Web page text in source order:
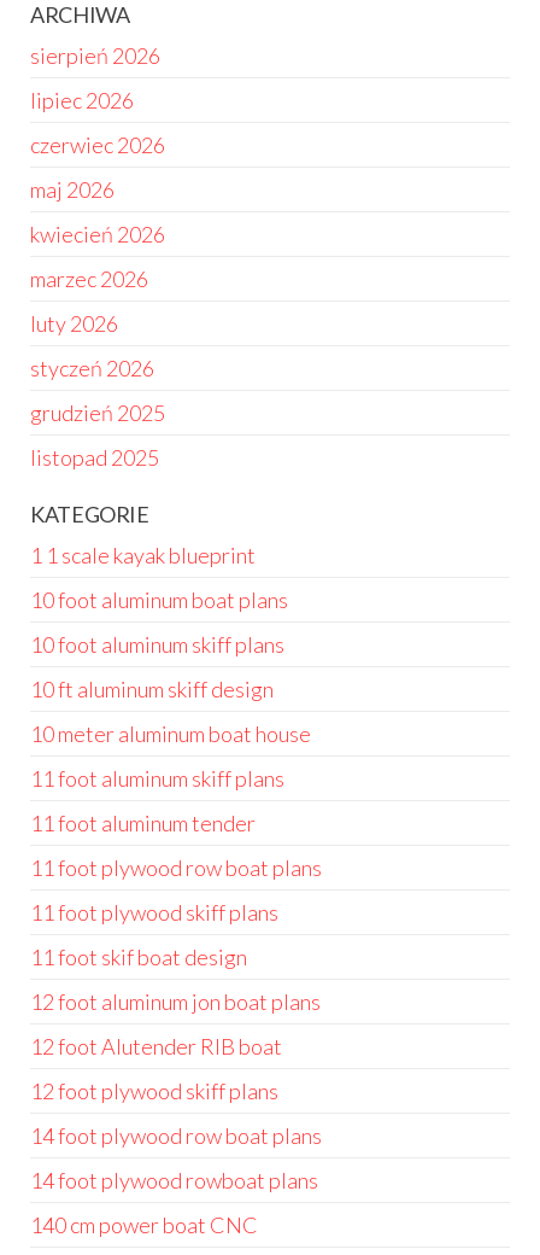
ARCHIWA
sierpień 2026
lipiec 2026
czerwiec 2026
maj 2026
kwiecień 2026
marzec 2026
luty 2026
styczeń 2026
grudzień 2025
listopad 2025
KATEGORIE
1 1 scale kayak blueprint
10 foot aluminum boat plans
10 foot aluminum skiff plans
10 ft aluminum skiff design
10 meter aluminum boat house
11 foot aluminum skiff plans
11 foot aluminum tender
11 foot plywood row boat plans
11 foot plywood skiff plans
11 foot skif boat design
12 foot aluminum jon boat plans
12 foot Alutender RIB boat
12 foot plywood skiff plans
14 foot plywood row boat plans
14 foot plywood rowboat plans
140 cm power boat CNC